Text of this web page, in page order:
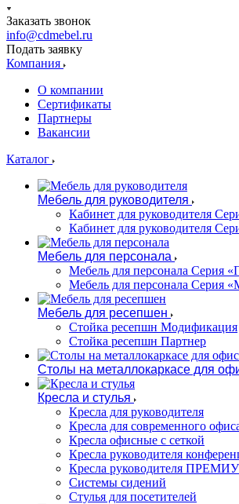
Заказать звонок
info@cdmebel.ru
Подать заявку
Компания
О компании
Сертификаты
Партнеры
Вакансии
Каталог
Мебель для руководителя
Кабинет для руководителя
Кабинет для руководителя
Мебель для персонала
Мебель для персонала Серия
Мебель для персонала Серия
Мебель для ресепшен
Стойка ресепшн Модификация
Стойка ресепшн Партнер
Столы на металлокаркасе для
Кресла и стулья
Кресла для руководителя
Кресла для современного
Кресла офисные с сеткой
Кресла руководителя
Кресла руководителя
Системы сидений
Стулья для посетителей